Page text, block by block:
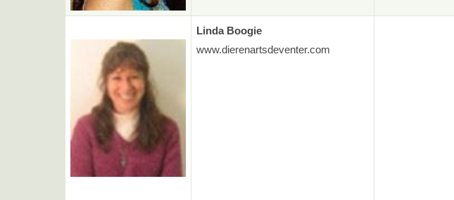
Linda Boogie
www.dierenartsdeventer.com